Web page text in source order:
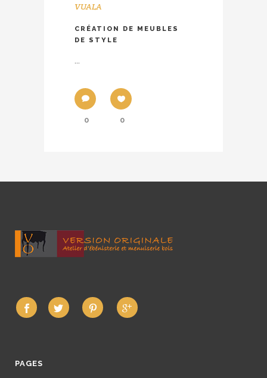
VUALA
CRÉATION DE MEUBLES
DE STYLE
...
0 0
PAGES